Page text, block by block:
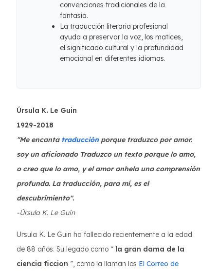
convenciones tradicionales de la
fantasía.
La traducción literaria profesional
ayuda a preservar la voz, los matices,
el significado cultural y la profundidad
emocional en diferentes idiomas.
Úrsula K. Le Guin
1929-2018
"Me encantatraducciónporque traduzco por amor.
soy un aficionado Traduzco un texto porque lo amo,
o creo que lo amo, y el amor anhela una comprensión
profunda. La traducción, para mí, es el
descubrimiento".
-Úrsula K. Le Guin
Ursula K. Le Guin ha fallecido recientemente a la edad
de 88 años. Su legado como “ la gran dama de la
ciencia ficcion ”, como la llaman los El Correo de